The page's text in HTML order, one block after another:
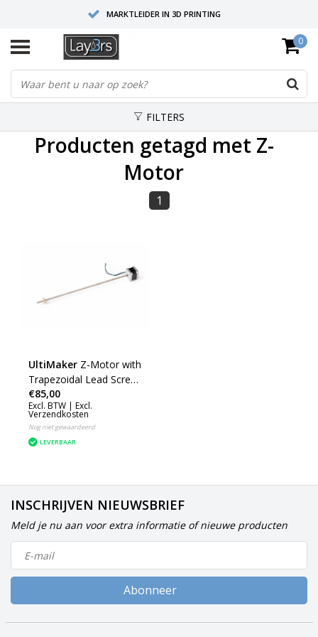
MARKTLEIDER IN 3D PRINTING
HOOGWAARDIGE SERVICE EN SUPPORT
FYSIEKE SHOWROOMS
0
FILTERS
Producten getagd met Z-
Motor
1
UltiMaker Z-Motor with
Trapezoidal Lead Screw
for UM2+ Extended
€85,00
Excl. BTW | Excl.
Verzendkosten
Nog niet gewaardeerd
LEVERBAAR
INSCHRIJVEN NIEUWSBRIEF
Meld je nu aan voor extra informatie of nieuwe producten
Abonneer